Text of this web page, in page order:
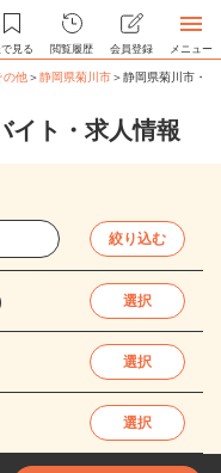
見る 閲覧履歴 会員登録 メニュー
の他＞静岡県菊川市＞静岡県菊川市・
イト・求人情報
絞り込む
選択
選択
選択